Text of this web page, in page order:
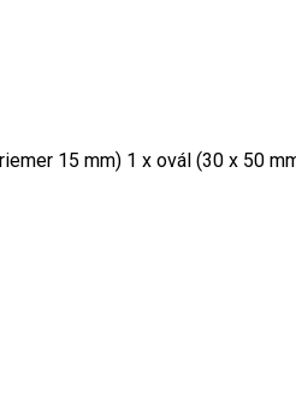
15 mm) 1 x ovál (30 x 50